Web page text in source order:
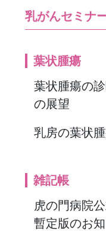
乳がんセミナ
葉状腫瘍
葉状腫瘍の
の展望
乳房の葉状
雑記帳
虎の門病院
暫定版のお